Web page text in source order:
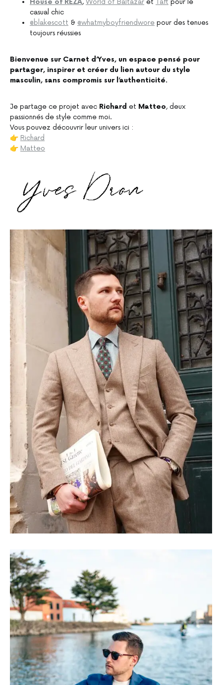
House of REZA, World of Baltazar et Taft pour le
casual chic
@blakescott & @whatmyboyfriendwore pour des tenues
toujours réussies
Bienvenue sur Carnet d’Yves, un espace pensé pour
partager, inspirer et créer du lien autour du style
masculin, sans compromis sur l’authenticité.
Je partage ce projet avec Richard et Matteo, deux
passionnés de style comme moi.
Vous pouvez découvrir leur univers ici :
👉 Richard
👉 Matteo